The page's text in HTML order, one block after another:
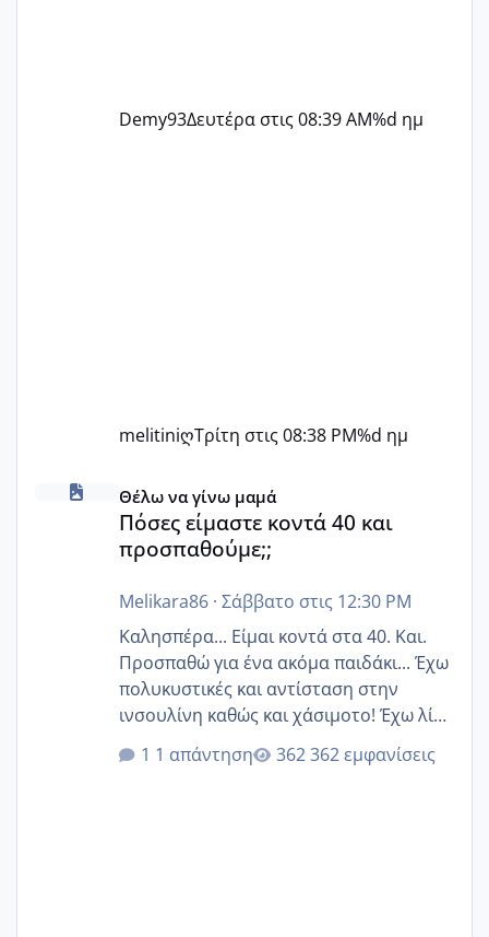
Demy93Δευτέρα στις 08:39 AM%d ημ
melitiniღΤρίτη στις 08:38 PM%d ημ
Πόσες είμαστε κοντά 40 και προσπαθούμε;;
Θέλω να γίνω μαμά
Πόσες είμαστε κοντά 40 και
προσπαθούμε;;
Melikara86· Σάββατο στις 12:30 PM
Καλησπέρα... Είμαι κοντά στα 40. Και.
Προσπαθώ για ένα ακόμα παιδάκι... Έχω
πολυκυστικές και αντίσταση στην
ινσουλίνη καθώς και χάσιμοτο! Έχω λίγα
κιλά παραπάνω και όσο κ αν προσπαθώ
δεν χάνω εύκολα! Προσπαθώ για ακόμη
1 απάντηση 362 εμφανίσεις